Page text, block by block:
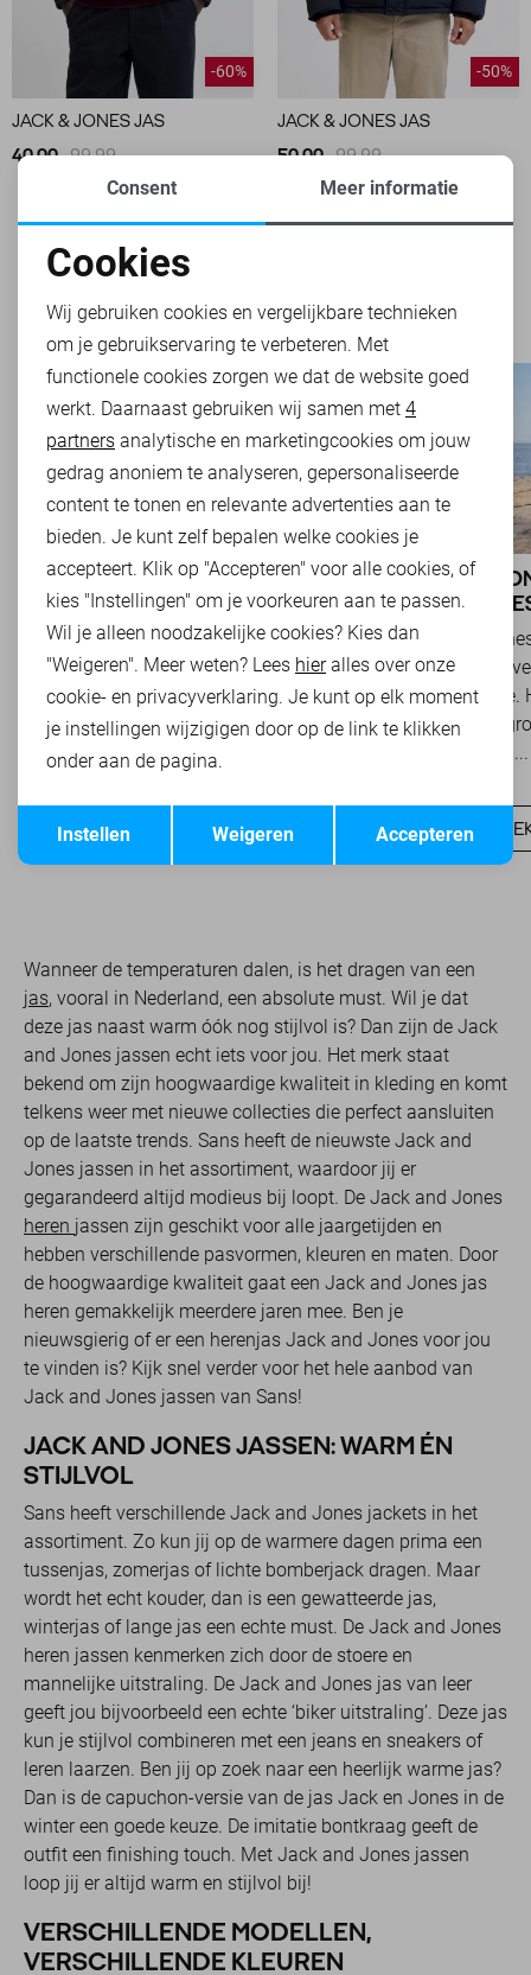
-60%
JACK & JONES JAS
40,00 99,99
-50%
JACK & JONES JAS
50,00 99,99
BASICS: DE ONMISBARE BASIS VAN
IEDERE GARDEROBE
Basics zijn tijdloze kledingstukken die een
belangrijke rol spelen binnen een veelzijdige
garderobe. Ze zijn eenvoudig te combineren,
onafhankelijk van...
JACK &
EN
Jack &
herenmode.
van
denimlabel...
Wanneer de temperaturen dalen, is het dragen van een
jas, vooral in Nederland, een absolute must. Wil je dat
deze jas naast warm óók nog stijlvol is? Dan zijn de Jack
and Jones jassen echt iets voor jou. Het merk staat
bekend om zijn hoogwaardige kwaliteit in kleding en komt
telkens weer met nieuwe collecties die perfect aansluiten
op de laatste trends. Sans heeft de nieuwste Jack and
Jones jassen in het assortiment, waardoor jij er
gegarandeerd altijd modieus bij loopt. De Jack and Jones
heren jassen zijn geschikt voor alle jaargetijden en
hebben verschillende pasvormen, kleuren en maten. Door
de hoogwaardige kwaliteit gaat een Jack and Jones jas
heren gemakkelijk meerdere jaren mee. Ben je
nieuwsgierig of er een herenjas Jack and Jones voor jou
te vinden is? Kijk snel verder voor het hele aanbod van
Jack and Jones jassen van Sans!
JACK AND JONES JASSEN: WARM ÉN
STIJLVOL
Sans heeft verschillende Jack and Jones jackets in het
assortiment. Zo kun jij op de warmere dagen prima een
tussenjas, zomerjas of lichte bomberjack dragen. Maar
wordt het echt kouder, dan is een gewatteerde jas,
winterjas of lange jas een echte must. De Jack and Jones
heren jassen kenmerken zich door de stoere en
mannelijke uitstraling. De Jack and Jones jas van leer
geeft jou bijvoorbeeld een echte ‘biker uitstraling’. Deze jas
kun je stijlvol combineren met een jeans en sneakers of
leren laarzen. Ben jij op zoek naar een heerlijk warme jas?
Dan is de capuchon-versie van de jas Jack en Jones in de
winter een goede keuze. De imitatie bontkraag geeft de
outfit een finishing touch. Met Jack and Jones jassen
loop jij er altijd warm en stijlvol bij!
VERSCHILLENDE MODELLEN,
VERSCHILLENDE KLEUREN
Noodzakelijke cookies
Personalisatie cookies
Analytische cookies
Marketing cookies
Terug Opslaan
Consent Meer informatie
Cookies
Wij gebruiken cookies en vergelijkbare technieken
om je gebruikservaring te verbeteren. Met
functionele cookies zorgen we dat de website goed
werkt. Daarnaast gebruiken wij samen met 4
partners analytische en marketingcookies om jouw
gedrag anoniem te analyseren, gepersonaliseerde
content te tonen en relevante advertenties aan te
bieden. Je kunt zelf bepalen welke cookies je
accepteert. Klik op "Accepteren" voor alle cookies, of
kies "Instellingen" om je voorkeuren aan te passen.
Wil je alleen noodzakelijke cookies? Kies dan
"Weigeren". Meer weten? Lees hieralles over onze
cookie- en privacyverklaring. Je kunt op elk moment
je instellingen wijzigigen door op de link te klikken
onder aan de pagina.
Accepteren
Weigeren
Instellen